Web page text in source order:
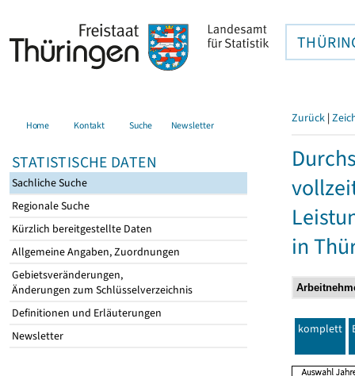
Home Kontakt Suche Newsletter
STATISTISCHE DATEN
Sachliche Suche
Regionale Suche
Kürzlich bereitgestellte Daten
Allgemeine Angaben, Zuordnungen
Gebietsveränderungen,
Änderungen zum Schlüsselverzeichnis
Definitionen und Erläuterungen
Newsletter
Zurück |
in
komplett